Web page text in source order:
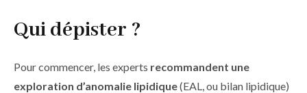
Qui dépister ?
Pour commencer, les experts recommandent une
exploration d’anomalie lipidique(EAL, ou bilan lipidique)